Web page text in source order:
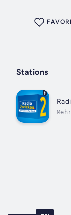
Stations